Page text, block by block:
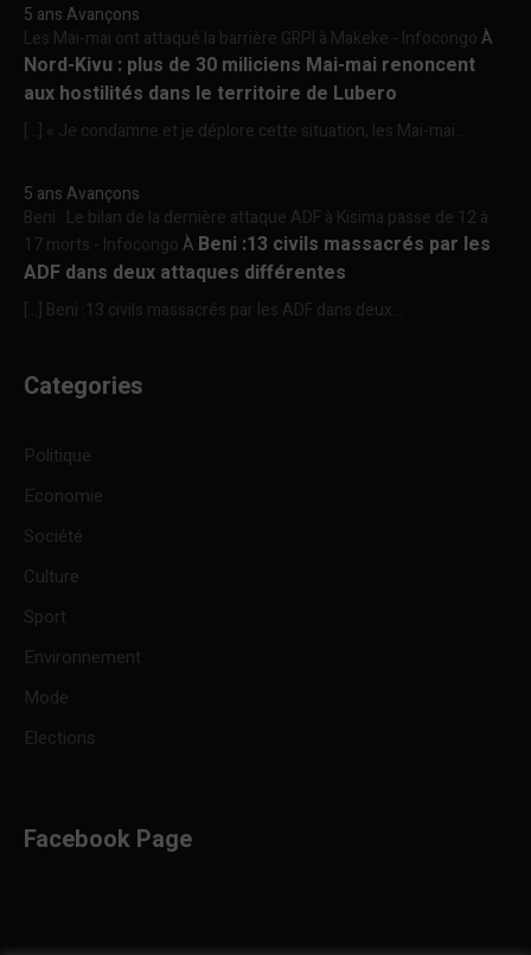
5 ans Avançons
Les Mai-mai ont attaqué la barrière GRPI à Makeke - InfocongoÀ
Nord-Kivu : plus de 30 miliciens Mai-mai renoncent
aux hostilités dans le territoire de Lubero
[…] « Je condamne et je déplore cette situation, les Mai-mai...
5 ans Avançons
Beni : Le bilan de la dernière attaque ADF à Kisima passe de 12 à
17 morts - InfocongoÀ Beni :13 civils massacrés par les
ADF dans deux attaques différentes
[…] Beni :13 civils massacrés par les ADF dans deux...
Categories
Politique
Economie
Société
Culture
Sport
Environnement
Mode
Elections
Facebook Page